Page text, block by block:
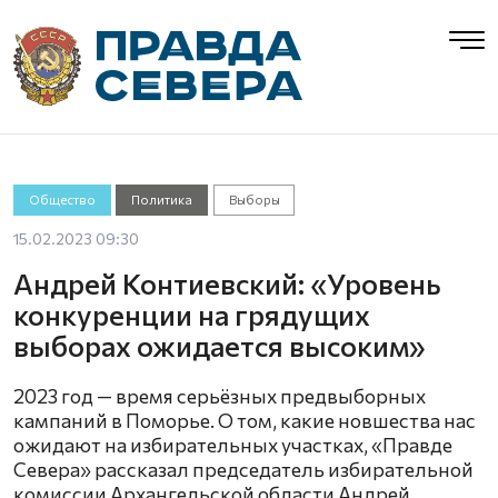
Общество Политика Выборы
15.02.2023 09:30
Андрей Контиевский: «Уровень
конкуренции на грядущих
выборах ожидается высоким»
2023 год — время серьёзных предвыборных
кампаний в Поморье. О том, какие новшества нас
ожидают на избирательных участках, «Правде
Севера» рассказал председатель избирательной